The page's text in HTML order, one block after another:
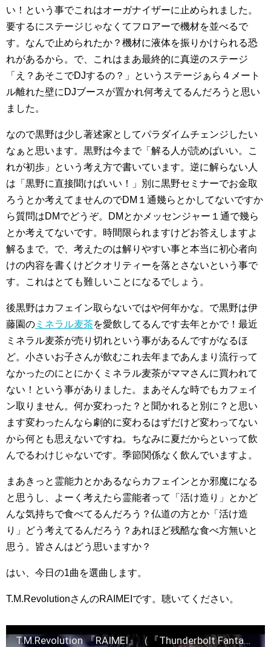
い！という事でこれはオーガナイザーに止められました。
要するにステージじゃなくてフロアーで機材を並べるで
す。なんで止められたか？機材に液体を振りかけられる恐
れがあるから。で、これはまあ最終的に真逆のステージ
「え？あそこでDJするの？」というステージぁら４メート
ル離れた壁にDJブースが置かれ何考えてるんだろうと思い
ました。
なので黒野は少し著述家としてパラダイムチェンジしたい
なぁと思います。黒野は今まで「解る人が読めばいい。こ
れが初歩」という考え方で書いています。逆に解らない人
は「黒野に直接聞けばいい！」別に黒野セミナーでお金取
ろうとか考えてませんのでDM１通幾らとかしてないですか
ら質問はDMでどうぞ。DMとかメッセンジャー１通で幾ら
とか考えてないです。時間限られますけどお答えしますよ
解るまで。で、考えたのは解りやすい事と本当に初心者向
けの内容を書くけどクオリティーを落とさないという事で
す。これはとても難しいことになるでしょう。
後黒野はカフェイン取らないではや何年かな。で黒野は伊
藤園の ミネラル麦茶を愛飲してるんです去年とかで！最近
ミネラル麦茶が売り切れという事があるんですがなるほ
ど。小さいお子さんが飲むこれ去年まであんまり流行って
なかったのにとにかくミネラル麦茶がママさんに買われて
ない！という事がありました。まあそんな時でもカフェイ
ン取りません。何か変わった？と聞かれると別に？と思い
ます変わったんなら劇的に変わるはずだけど変わってない
から何とも思えないですね。ちなみに夏だからといって飲
んでるわけじゃないです。季節関係なく飲んでいますよ。
まあきっと霊能力とかあるならカフェインとか邪魔になる
と思うし、よーく考えたら霊能者って「活け造り」とかど
んな気持ちで食べてるんだろう？仏道の方とか「活け造
り」どう考えてるんだろう？あれほど残酷な食べ方無いと
思う。皆さんはどう思いますか？
はい、今日の1曲を選曲します。
T.M.RevolutionさんのRAIMEIです。聴いてください。
T.M.Revolution 『RAIMEI』（『Thunderbolt Fantasy 東離劍遊紀』主題歌）MUSIC VIDEO